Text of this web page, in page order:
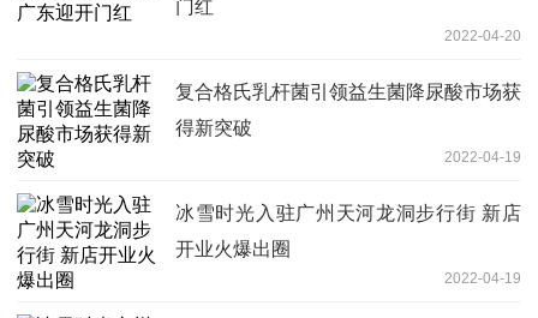
门红
2022-04-20
复合格氏乳杆菌引领益生菌降尿酸市场获
得新突破
2022-04-19
冰雪时光入驻广州天河龙洞步行街 新店
开业火爆出圈
2022-04-19